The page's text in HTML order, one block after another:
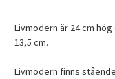
Livmodern är 24 cm
13,5 cm.
Livmodern finns